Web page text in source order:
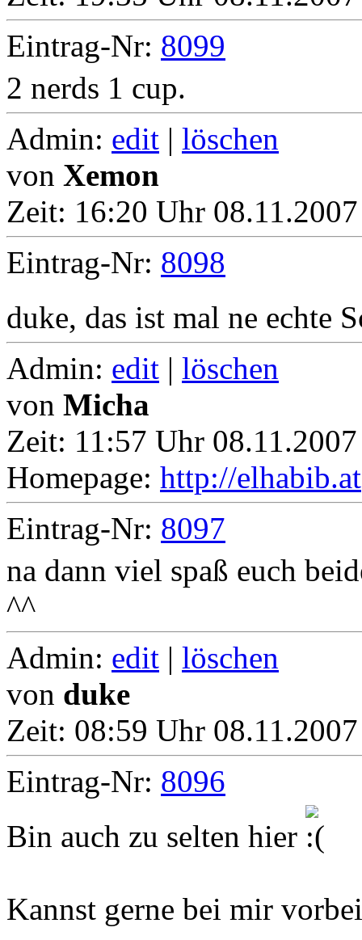
Eintrag-Nr: 8099
2 nerds 1 cup.
Admin: edit | löschen
von Xemon
Zeit: 16:20 Uhr
Eintrag-Nr: 8098
duke, das ist mal ne echte
Admin: edit | löschen
von Micha
Zeit: 11:57 Uhr
Homepage: http://elhabib.at
Eintrag-Nr: 8097
na dann viel spaß euch
^^
Admin: edit | löschen
von duke
Zeit: 08:59 Uhr
Eintrag-Nr: 8096
Bin auch zu selten hier
Kannst gerne bei mir